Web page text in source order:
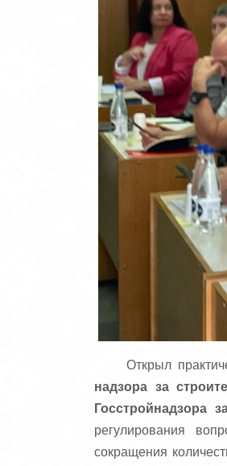
Открыл
надзора за
Госстройнадзора
регулирования
сокращения